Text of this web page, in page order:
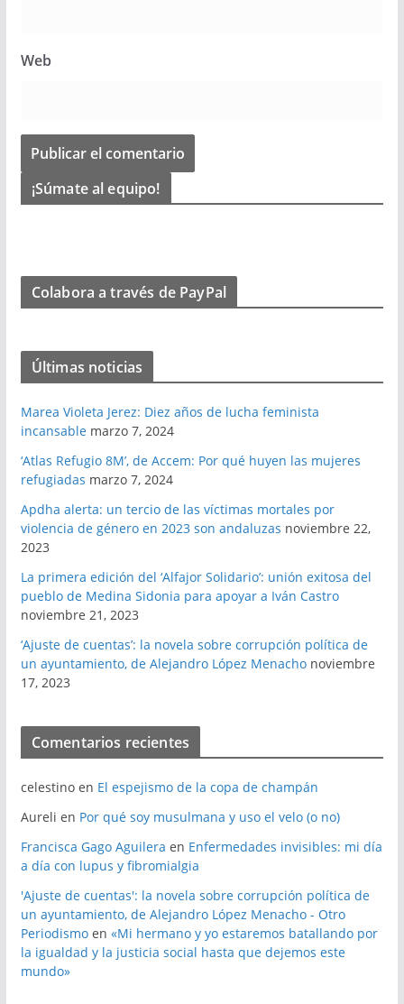
Web
¡Súmate al equipo!
Colabora a través de PayPal
Últimas noticias
Marea Violeta Jerez: Diez años de lucha feminista
incansable marzo 7, 2024
‘Atlas Refugio 8M’, de Accem: Por qué huyen las mujeres
refugiadas marzo 7, 2024
Apdha alerta: un tercio de las víctimas mortales por
violencia de género en 2023 son andaluzas noviembre 22,
2023
La primera edición del ‘Alfajor Solidario’: unión exitosa del
pueblo de Medina Sidonia para apoyar a Iván Castro
noviembre 21, 2023
‘Ajuste de cuentas’: la novela sobre corrupción política de
un ayuntamiento, de Alejandro López Menacho noviembre
17, 2023
Comentarios recientes
celestinoen El espejismo de la copa de champán
Aureli en Por qué soy musulmana y uso el velo (o no)
Francisca Gago Aguilera en Enfermedades invisibles: mi día
a día con lupus y fibromialgia
'Ajuste de cuentas': la novela sobre corrupción política de
un ayuntamiento, de Alejandro López Menacho - Otro
Periodismoen «Mi hermano y yo estaremos batallando por
la igualdad y la justicia social hasta que dejemos este
mundo»